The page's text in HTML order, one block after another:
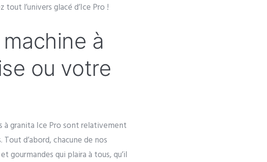
l’univers glacé d’Ice Pro !
à
ou votre
à granita Ice Pro sont relativement
d’abord, chacune de nos
gourmandes qui plaira à tous, qu’il